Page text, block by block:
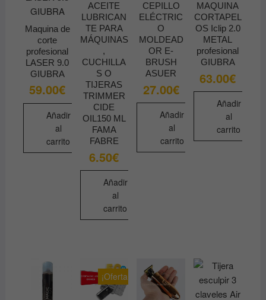
Maquina de
corte
profesional
LASER 9.0
GIUBRA
59.00€
Añadir
al
carrito
ACEITE
LUBRICAN
TE PARA
MÁQUINAS
,
CUCHILLA
S O
TIJERAS
TRIMMER
CIDE
OIL150 ML
FAMA
FABRE
6.50€
Añadir
al
carrito
CEPILLO
ELÉCTRIC
O
MOLDEAD
OR E-
BRUSH
ASUER
27.00€
Añadir
al
carrito
MAQUINA
CORTAPEL
OS Iclip 2.0
METAL
profesional
GIUBRA
63.00€
Añadir
al
carrito
¡Oferta!